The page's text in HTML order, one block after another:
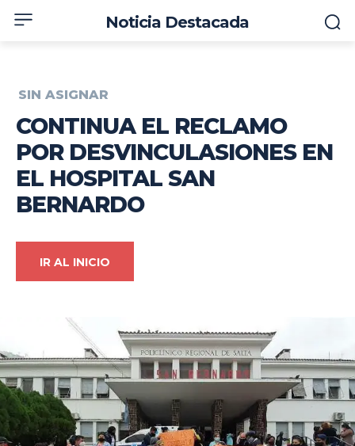
Noticia Destacada
SIN ASIGNAR
CONTINUA EL RECLAMO
POR DESVINCULASIONES EN
EL HOSPITAL SAN
BERNARDO
IR AL INICIO